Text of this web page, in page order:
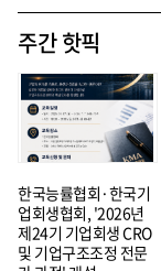
주간 핫픽
한국능률협회·한국기
업회생협회, '2026년
제24기 기업회생 CRO
및 기업구조조정 전문